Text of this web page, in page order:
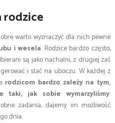
rodzice
warto wyznaczyć dla nich pewne
i wesela. Rodzice bardzo często,
są jako nachalni, z drugiej zaś
i stać na uboczu. W każdej z
rodzicom bardzo zależy na tym,
taki, jak sobie wymarzyliśmy.
zadania, dajemy im możliwość
dnia.